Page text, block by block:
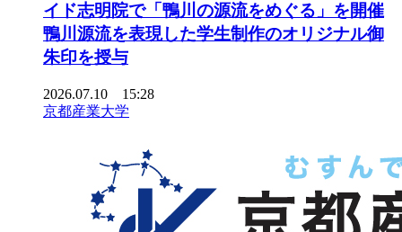
イド志明院で「鴨川の源流をめぐる」を開催
鴨川源流を表現した学生制作のオリジナル御
朱印を授与
2026.07.10 15:28
京都産業大学